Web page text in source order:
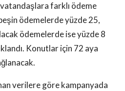
farklı ödeme
ödemelerde yüzde 25,
ödemelerde ise yüzde 8
Konutlar için 72 aya
verilere göre kampanyada